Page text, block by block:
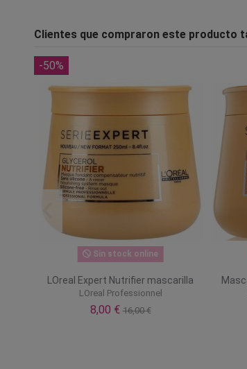
Clientes que compraron este producto
-50%
Sin stock online
LOreal Expert Nutrifier mascarilla
LOreal Professionnel
8,00 €16,00 €